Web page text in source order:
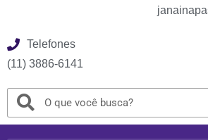
Telefones
(11) 3886-6141